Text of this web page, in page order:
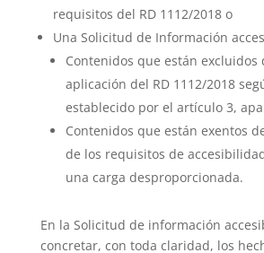
requisitos del RD 1112/2018 o
Una Solicitud de Información
Contenidos que están excluidos
aplicación del RD 1112/2018
establecido por el artículo 3,
Contenidos que están exentos
de los requisitos de
una carga desproporcionada.
En la Solicitud de información
concretar, con toda claridad, los